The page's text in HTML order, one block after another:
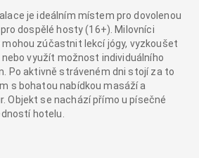
je ideálním místem pro dovolenou
dospělé hosty (16+). Milovníci
zúčastnit lekcí jógy, vyzkoušet
využít možnost individuálního
Po aktivně stráveném dni stojí za to
s bohatou nabídkou masáží a
Objekt se nachází přímo u písečné
hotelu.